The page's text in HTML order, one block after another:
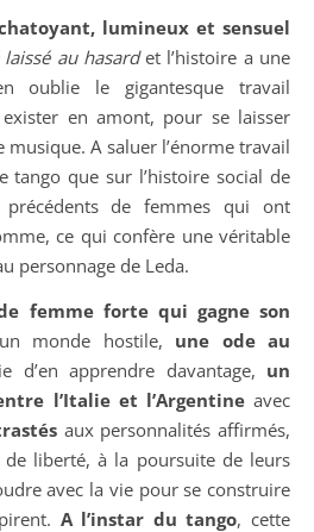
lumineux et sensuel
laissé au hasardet l’histoire a une
oublie le gigantesque travail
en amont, pour se laisser
A saluer l’énorme travail
tango que sur l’histoire social de
de femmes qui ont
ce qui confère une véritable
personnage de Leda.
femme forte qui gagne son
monde hostile, une ode au
d’en apprendre davantage, un
l’Italie et l’Argentineavec
aux personnalités affirmés,
liberté, à la poursuite de leurs
avec la vie pour se construire
A l’instar du tango, cette